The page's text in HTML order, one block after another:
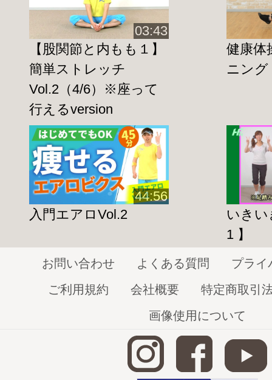
03:43
【股関節と内もも１】
簡単ストレッチ
Vol.2（4/6）※座って
行えるversion
健康体
ニング
44:56
入門エアロVol.2
いきい
1 】
お問い合わせ よくある質問
プライ
ご利用規約
会社概要
特定商取引
画像使用について